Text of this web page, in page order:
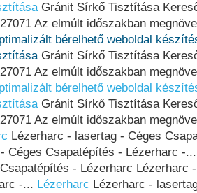
Gránit Sírkő Tisztítása
Az elmúlt időszakban
bérelhető weboldal
Gránit Sírkő Tisztítása
Az elmúlt időszakban
bérelhető weboldal
Gránit Sírkő Tisztítása
Az elmúlt időszakban
Lézerharc - lasertag - Céges
Céges Csapatépítés - Lézerharc -
- Lézerharc Lézerharc
-... Lézerharc Lézerharc -